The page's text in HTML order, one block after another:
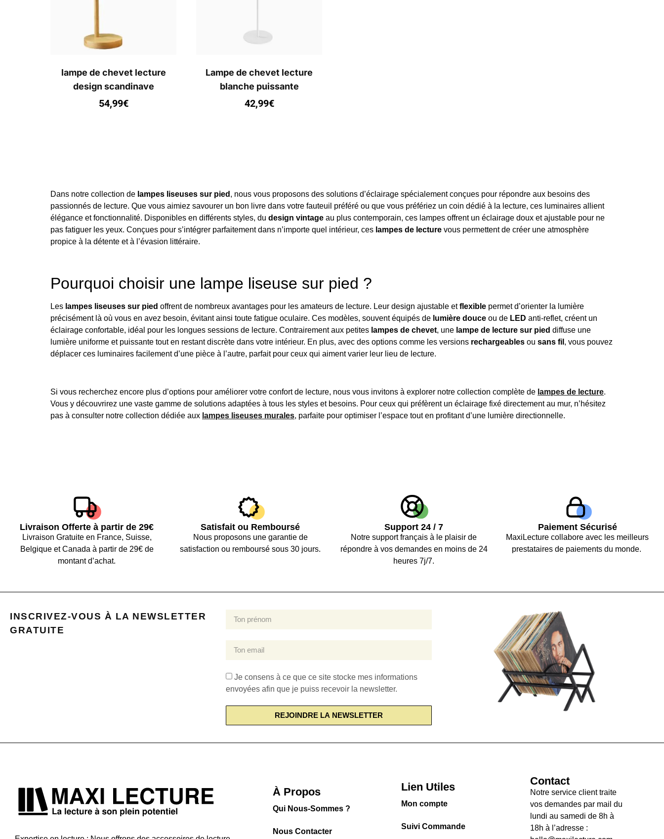
lampe de chevet lecture
design scandinave
54,99€
Lampe de chevet lecture
blanche puissante
42,99€
Dans notre collection de lampes liseuses sur pied , nous vous proposons des solutions d’éclairage spécialement conçues pour répondre aux besoins des
passionnés de lecture. Que vous aimiez savourer un bon livre dans votre fauteuil préféré ou que vous préfériez un coin dédié à la lecture, ces luminaires allient
élégance et fonctionnalité. Disponibles en différents styles, du design vintage au plus contemporain, ces lampes offrent un éclairage doux et ajustable pour ne
pas fatiguer les yeux. Conçues pour s’intégrer parfaitement dans n’importe quel intérieur, ces lampes de lecture vous permettent de créer une atmosphère
propice à la détente et à l’évasion littéraire.
Pourquoi choisir une lampe liseuse sur pied ?
Les lampes liseuses sur pied offrent de nombreux avantages pour les amateurs de lecture. Leur design ajustable etflexible permet d’orienter la lumière
précisément là où vous en avez besoin, évitant ainsi toute fatigue oculaire. Ces modèles, souvent équipés de lumière douce ou de LED anti-reflet, créent un
éclairage confortable, idéal pour les longues sessions de lecture. Contrairement aux petites lampes de chevet, une lampe de lecture sur pied diffuse une
lumière uniforme et puissante tout en restant discrète dans votre intérieur. En plus, avec des options comme les versions rechargeables ou sans fil , vous pouvez
déplacer ces luminaires facilement d’une pièce à l’autre, parfait pour ceux qui aiment varier leur lieu de lecture.
Si vous recherchez encore plus d’options pour améliorer votre confort de lecture, nous vous invitons à explorer notre collection complète de lampes de lecture.
Vous y découvrirez une vaste gamme de solutions adaptées à tous les styles et besoins. Pour ceux qui préfèrent un éclairage fixé directement au mur, n’hésitez
pas à consulter notre collection dédiée aux lampes liseuses murales, parfaite pour optimiser l’espace tout en profitant d’une lumière directionnelle.
Livraison Offerte à partir de 29€
Livraison Gratuite en France, Suisse,
Belgique et Canada à partir de 29€ de
montant d’achat.
Satisfait ou Remboursé
Nous proposons une garantie de
satisfaction ou remboursé sous 30 jours.
Support 24 / 7
Notre support français à le plaisir de
répondre à vos demandes en moins de 24
heures 7j/7.
Paiement Sécurisé
MaxiLecture collabore avec les meilleurs
prestataires de paiements du monde.
INSCRIVEZ-VOUS À LA NEWSLETTER
GRATUITE
Je consens à ce que ce site stocke mes informations
envoyées afin que je puiss recevoir la newsletter.
REJOINDRE LA NEWSLETTER
À Propos
Qui Nous-Sommes ?
Nous Contacter
Lien Utiles
Mon compte
Suivi Commande
Contact
Notre service client traite
vos demandes par mail du
lundi au samedi de 8h à
18h à l’adresse :